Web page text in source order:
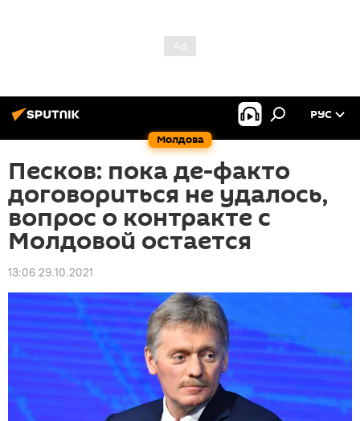
Молдова
РУС
Песков: пока де-факто
договориться не удалось,
вопрос о контракте с
Молдовой остается
13:06 29.10.2021